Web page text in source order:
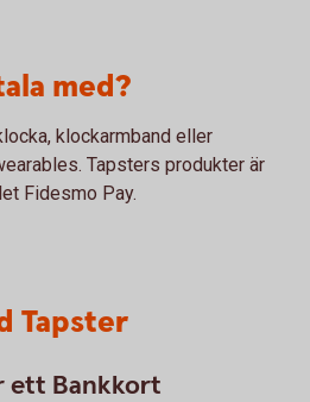
med?
klockarmband eller
Tapsters produkter är
Fidesmo Pay.
Tapster
ett Bankkort